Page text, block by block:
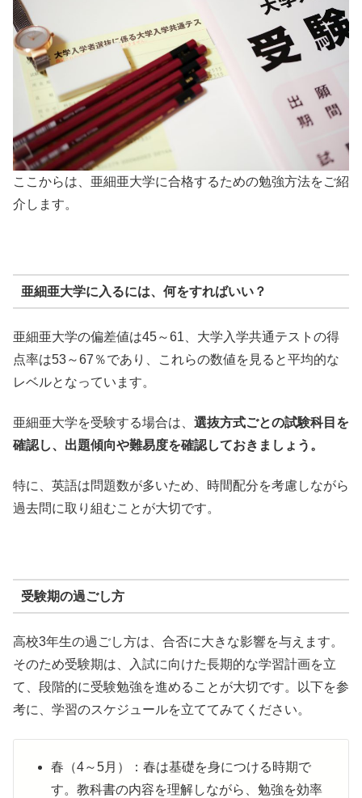
ここからは、亜細亜大学に合格するための勉強方法をご紹
介します。
亜細亜大学に入るには、何をすればいい？
亜細亜大学の偏差値は45～61、大学入学共通テストの得
点率は53～67％であり、これらの数値を見ると平均的な
レベルとなっています。
亜細亜大学を受験する場合は、 選抜方式ごとの試験科目を
確認し、出題傾向や難易度を確認しておきましょう。
特に、英語は問題数が多いため、時間配分を考慮しながら
過去問に取り組むことが大切です。
受験期の過ごし方
高校3年生の過ごし方は、合否に大きな影響を与えます。
そのため受験期は、入試に向けた長期的な学習計画を立
て、段階的に受験勉強を進めることが大切です。以下を参
考に、学習のスケジュールを立ててみてください。
春（4～5月）：春は基礎を身につける時期で
す。教科書の内容を理解しながら、勉強を効率